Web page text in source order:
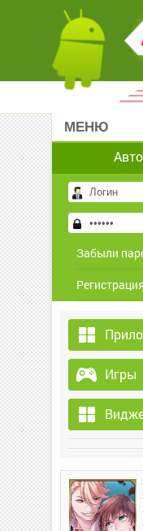
МЕНЮ
Забыли
Регистрация
Игры